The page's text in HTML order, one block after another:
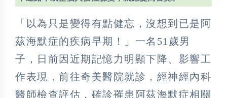
「以為只是變得有點健忘，沒想到已是阿
茲海默症的疾病早期！」一名51歲男
子，日前因近期記憶力明顯下降、影響工
作表現，前往奇美醫院就診，經神經內科
醫師檢查評估，確診罹患阿茲海默症相關